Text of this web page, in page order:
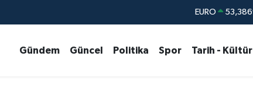
STERLİN
BİST100
Gündem Güncel Politika Spor Tarih -